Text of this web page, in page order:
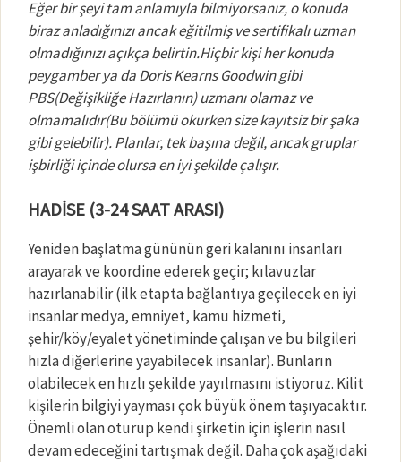
Eğer bir şeyi tam anlamıyla bilmiyorsanız, o konuda
biraz anladığınızı ancak eğitilmiş ve sertifikalı uzman
olmadığınızı açıkça belirtin.Hiçbir kişi her konuda
peygamber ya da Doris Kearns Goodwin gibi
PBS(Değişikliğe Hazırlanın) uzmanı olamaz ve
olmamalıdır(Bu bölümü okurken size kayıtsiz bir şaka
gibi gelebilir). Planlar, tek başına değil, ancak gruplar
işbirliği içinde olursa en iyi şekilde çalışır.
HADİSE (3-24 SAAT ARASI)
Yeniden başlatma gününün geri kalanını insanları
arayarak ve koordine ederek geçir; kılavuzlar
hazırlanabilir (ilk etapta bağlantıya geçilecek en iyi
insanlar medya, emniyet, kamu hizmeti,
şehir/köy/eyalet yönetiminde çalışan ve bu bilgileri
hızla diğerlerine yayabilecek insanlar). Bunların
olabilecek en hızlı şekilde yayılmasını istiyoruz. Kilit
kişilerin bilgiyi yayması çok büyük önem taşıyacaktır.
Önemli olan oturup kendi şirketin için işlerin nasıl
devam edeceğini tartışmak değil. Daha çok aşağıdaki